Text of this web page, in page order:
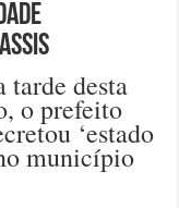
tarde desta
o prefeito
‘estado
município